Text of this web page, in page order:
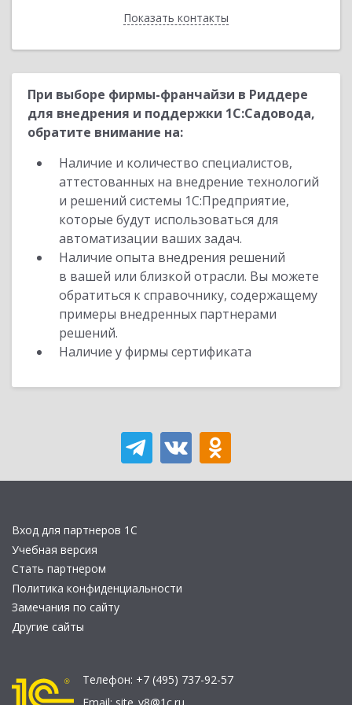
Показать контакты
Назад
При выборе фирмы-франчайзи в Риддере
для внедрения и поддержки 1С:Садовода,
обратите внимание на:
Наличие и количество специалистов,
аттестованных на внедрение технологий
и решений системы 1С:Предприятие,
которые будут использоваться для
автоматизации ваших задач.
Наличие опыта внедрения решений
в вашей или близкой отрасли. Вы можете
обратиться к справочнику, содержащему
примеры внедренных партнерами
решений.
Наличие у фирмы сертификата
Вход для партнеров 1С
Учебная версия
Стать партнером
Политика конфиденциальности
Замечания по сайту
Другие сайты
Телефон: +7 (495) 737-92-57